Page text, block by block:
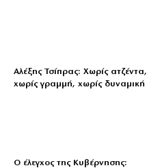
Αλέξης Τσίπρας: Χωρίς ατζέντα,
χωρίς γραμμή, χωρίς δυναμική
Ο έλεγχος της Κυβέρνησης: